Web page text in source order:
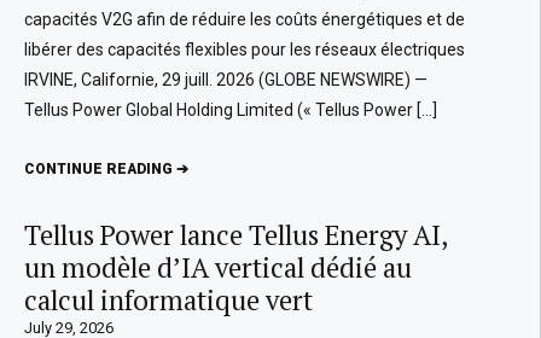
capacités V2G afin de réduire les coûts énergétiques et de
libérer des capacités flexibles pour les réseaux électriques
IRVINE, Californie, 29 juill. 2026 (GLOBE NEWSWIRE) —
Tellus Power Global Holding Limited (« Tellus Power […]
CONTINUE READING ➔
Tellus Power lance Tellus Energy AI,
un modèle d’IA vertical dédié au
calcul informatique vert
July 29, 2026